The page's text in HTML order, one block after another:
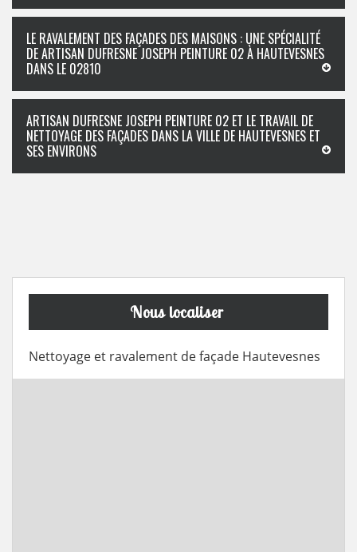
LE RAVALEMENT DES FAÇADES DES MAISONS : UNE SPÉCIALITÉ
DE ARTISAN DUFRESNE JOSEPH PEINTURE 02 À HAUTEVESNES
DANS LE 02810
ARTISAN DUFRESNE JOSEPH PEINTURE 02 ET LE TRAVAIL DE
NETTOYAGE DES FAÇADES DANS LA VILLE DE HAUTEVESNES ET
SES ENVIRONS
Nous localiser
Nettoyage et ravalement de façade Hautevesnes